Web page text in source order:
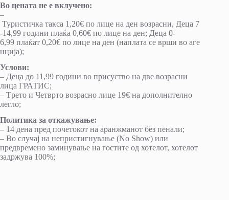
Во цената не е вклучено:
–
Туристичка такса 1,20€ по лице на ден возрасни, Деца 7
-14,99 години плаќа 0,60€ по лице на ден; Деца 0-
6,99 плаќат 0,20€ по лице на ден (наплата се врши во аге
нција);
Услови:
– Деца до 11,99 години во присуство на две возрасни
лица ГРАТИС;
– Tрето и Четврто возрасно лице 19€ на дополнително
легло;
Политика за откажување:
– 14 дена пред почетокот на аранжманот без пенали;
– Во случај на непристигнување (No Show) или
предвремено заминување на гостите од хотелот, хотелот
задржува 100%;